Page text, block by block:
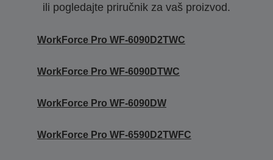
ili pogledajte priručnik za vaš proizvod.
WorkForce Pro WF-6090D2TWC
WorkForce Pro WF-6090DTWC
WorkForce Pro WF-6090DW
WorkForce Pro WF-6590D2TWFC